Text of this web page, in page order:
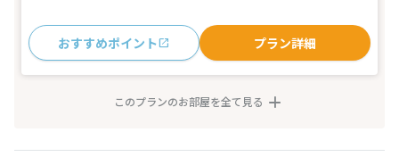
おすすめポイント プラン詳細
このプランのお部屋を全て見る